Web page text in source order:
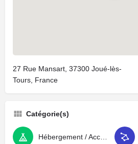
27 Rue Mansart, 37300 Joué-lès-
Tours, France
Catégorie(s)